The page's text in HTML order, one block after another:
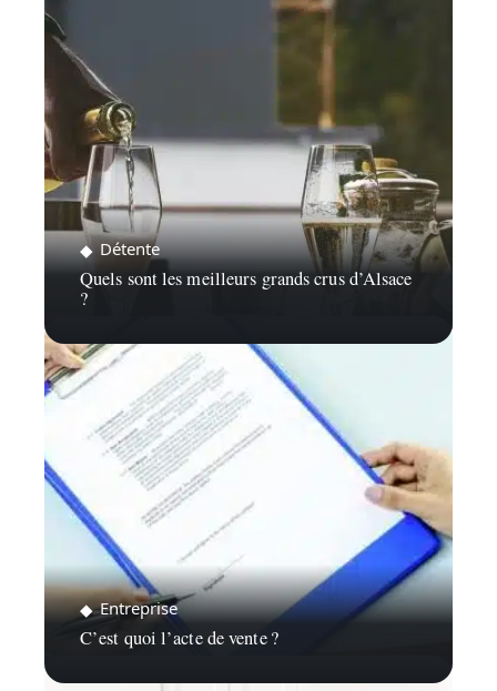
Détente
Quels sont les meilleurs grands crus d’Alsace
?
Entreprise
C’est quoi l’acte de vente ?